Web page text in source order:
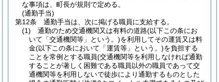
な事項は、町長が規則で定める。
(通勤手当)
第12条
通勤手当は、次に掲げる職員に支給する。
(1)
通勤のため交通機関又は有料の道路(以下この条にお
いて「交通機関等」という。)を利用してその運賃又は料
金(以下この条において「運賃等」という。)を負担する
ことを常例とする職員(交通機関等を利用しなければ通勤
することが著しく困難である職員以外の職員であって交
通機関等を利用しないで徒歩により通勤するものとした